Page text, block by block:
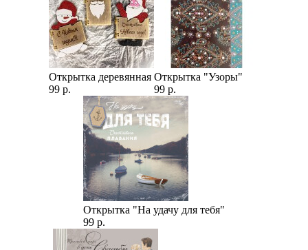
Открытка деревянная
99 р.
Открытка "Узоры"
99 р.
Открытка "На удачу для тебя"
99 р.